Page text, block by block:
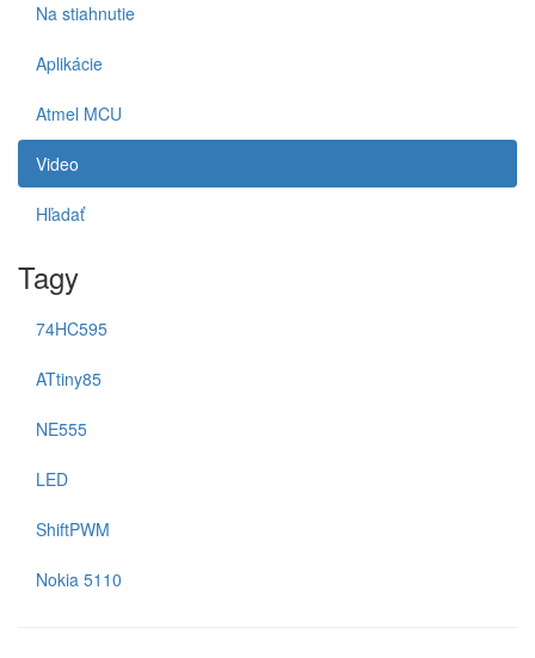
Na stiahnutie
Aplikácie
Atmel MCU
Video
Hľadať
Tagy
74HC595
ATtiny85
NE555
LED
ShiftPWM
Nokia 5110